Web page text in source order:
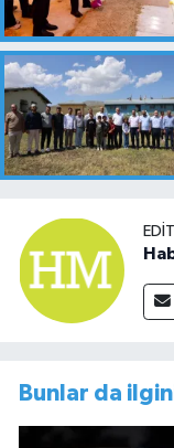
Bunlar da